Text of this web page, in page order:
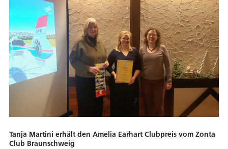
Tanja Martini erhält den Amelia Earhart Clubpreis vom Zonta
Club Braunschweig